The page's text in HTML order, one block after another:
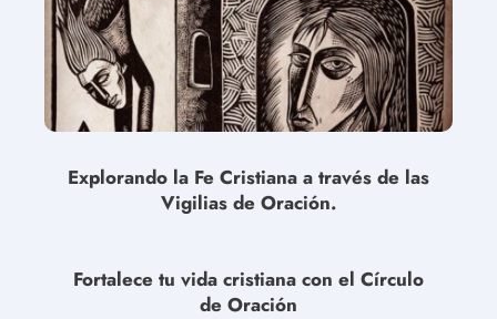
Explorando la Fe Cristiana a través de las
Vigilias de Oración.
Fortalece tu vida cristiana con el Círculo
de Oración